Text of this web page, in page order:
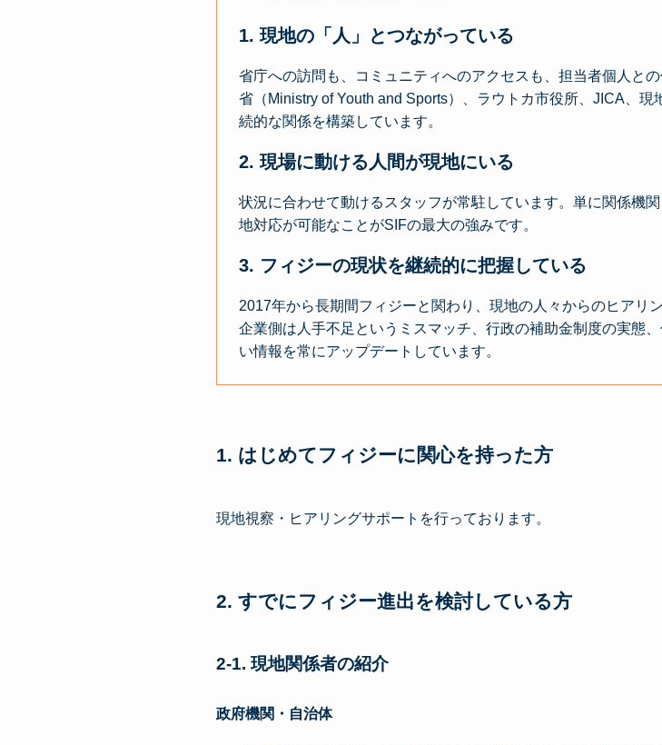
1. 現地の「人」とつながっている
省庁への訪問も、コミュニティへのアクセスも、担当者個人と
省（Ministry of Youth and Sports）、ラウトカ市役所、JICA、
続的な関係を構築しています。
2. 現場に動ける人間が現地にいる
状況に合わせて動けるスタッフが常駐しています。単に関係機
地対応が可能なことがSIFの最大の強みです。
3. フィジーの現状を継続的に把握している
2017年から長期間フィジーと関わり、現地の人々からのヒアリ
企業側は人手不足というミスマッチ、行政の補助金制度の実態
い情報を常にアップデートしています。
1. はじめてフィジーに関心を持った方
現地視察・ヒアリングサポートを行っております。
2. すでにフィジー進出を検討している方
2-1. 現地関係者の紹介
政府機関・自治体